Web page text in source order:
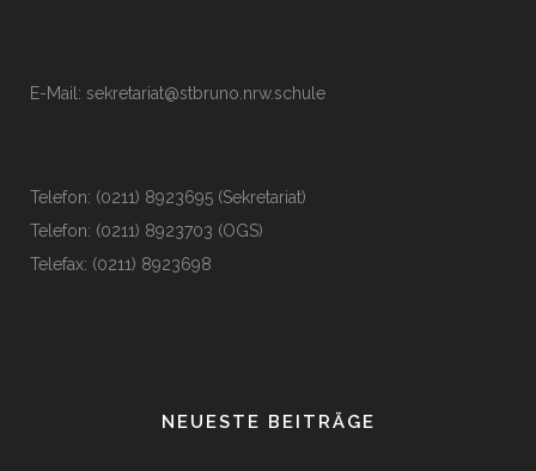
E-Mail: sekretariat@stbruno.nrw.schule
Telefon: (0211) 8923695 (Sekretariat)
Telefon: (0211) 8923703 (OGS)
Telefax: (0211) 8923698
NEUESTE BEITRÄGE